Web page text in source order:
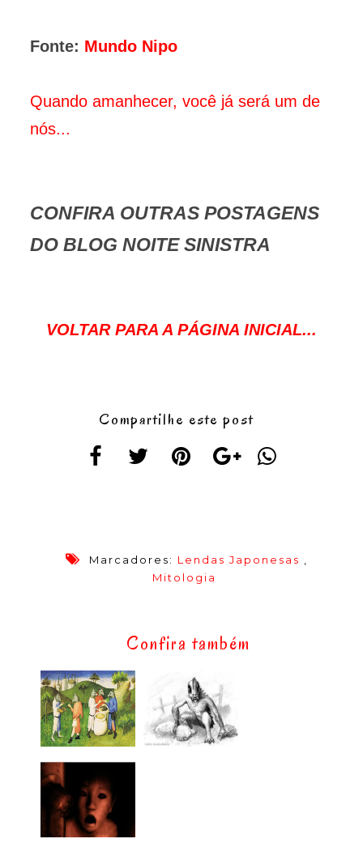
Fonte: Mundo Nipo
Quando amanhecer, você já será um de
nós...
CONFIRA OUTRAS POSTAGENS
DO BLOG NOITE SINISTRA
VOLTAR PARA A PÁGINA INICIAL...
Compartilhe este post
Marcadores: Lendas Japonesas ,
Mitologia
Confira também